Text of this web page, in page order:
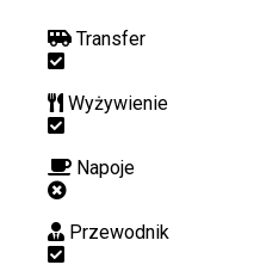
Transfer
Wyżywienie
Napoje
Przewodnik